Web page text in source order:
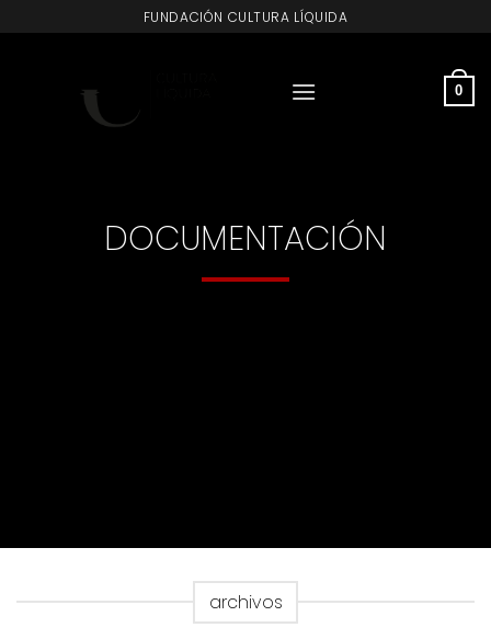
al
FUNDACIÓN CULTURA LÍQUIDA
0
DOCUMENTACIÓN
archivos